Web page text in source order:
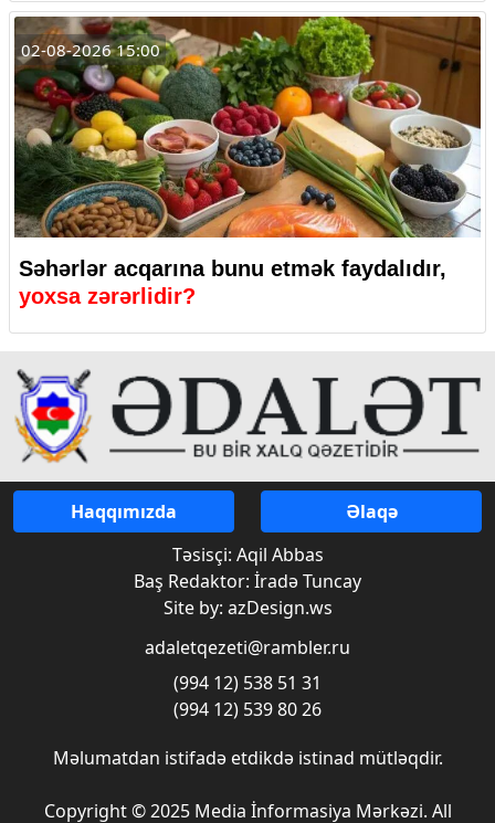
02-08-2026 15:00
Səhərlər acqarına bunu etmək faydalıdır,
yoxsa zərərlidir?
Haqqımızda
Əlaqə
Təsisçi: Aqil Abbas
Baş Redaktor: İradə Tuncay
Site by: azDesign.ws
adaletqezeti@rambler.ru
(994 12) 538 51 31
(994 12) 539 80 26
Məlumatdan istifadə etdikdə istinad mütləqdir.
Copyright © 2025 Media İnformasiya Mərkəzi. All